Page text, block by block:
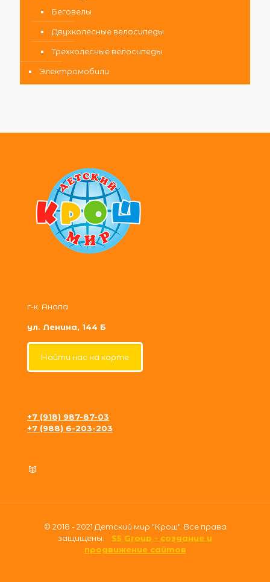
Беговелы
Двухколесные велосипеды
Трехколесные велосипеды
Электромобили
г-к. Анапа
ул. Ленина, 144 Б
Найти нас на карте
+7 (918) 987-87-03
+7 (988) 6-203-203
© 2018 - 2021 Детский мир "Крош". Все права
защищены. S5 Group - создание и
продвижение сайтов